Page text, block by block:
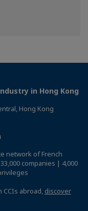
in Hong Kong
Hong Kong
network of French
companies | 4,000
CCIs abroad, discover